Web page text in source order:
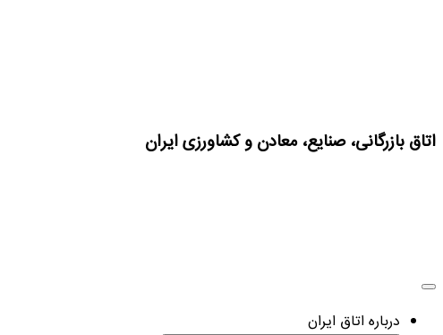
اتاق بازرگانی، صنایع، معادن و کشاورزی ایران
درباره اتاق ایران